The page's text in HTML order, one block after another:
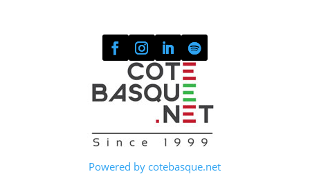
Powered by cotebasque.net